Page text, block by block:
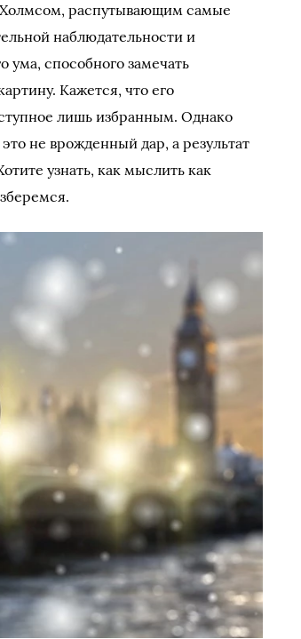
распутывающим самые
наблюдательности и
ума, способного замечать
Кажется, что его
лишь избранным. Однако
не врожденный дар, а результат
узнать, как мыслить как